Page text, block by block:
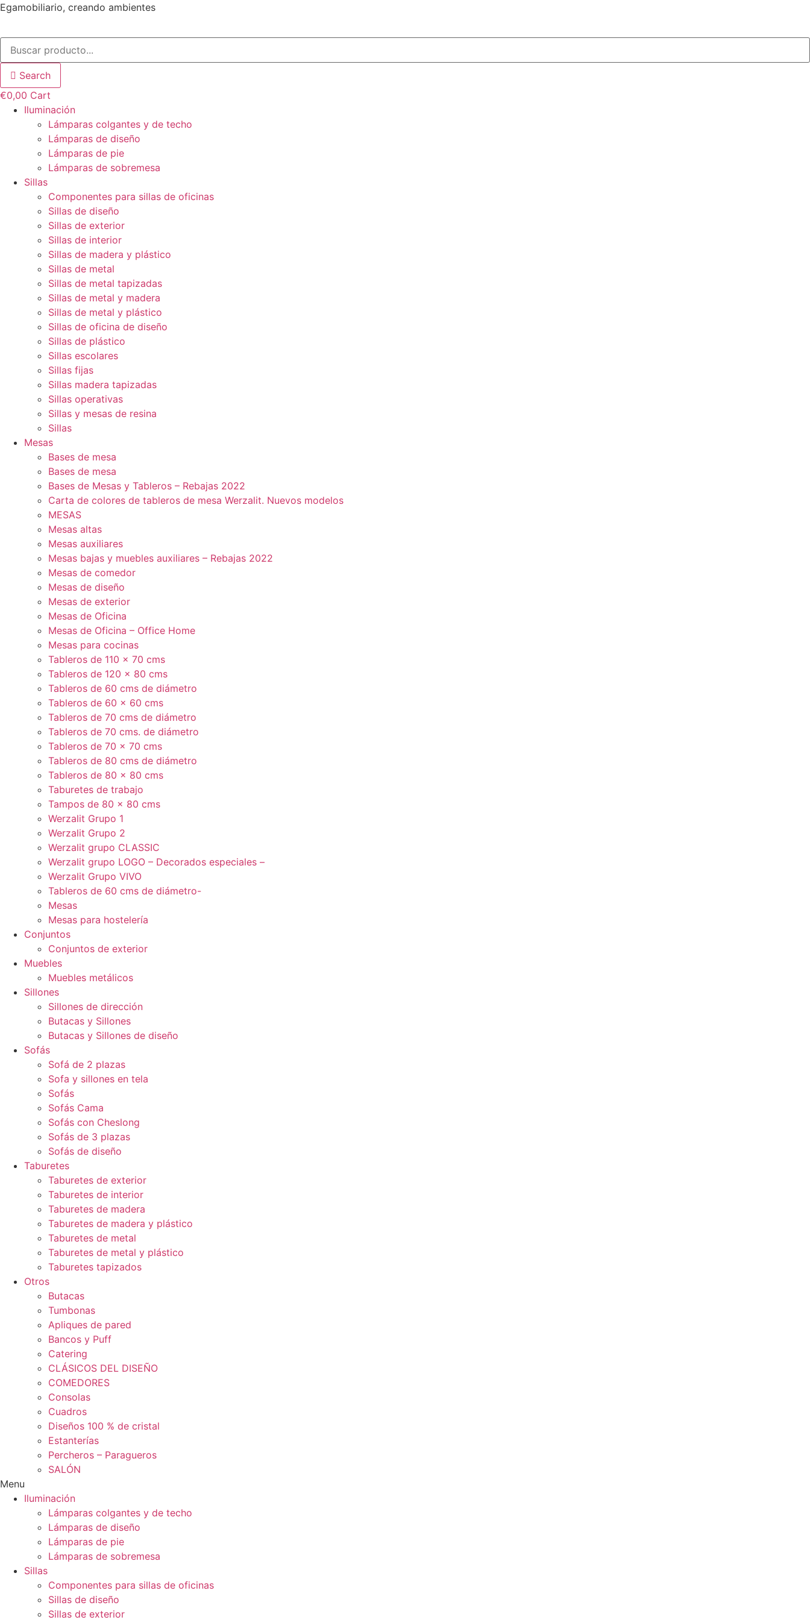
Ir
contenido
Egamobiliario, creando ambientes
Search
€0,00 Cart
Iluminación
Lámparas colgantes y de techo
Lámparas de diseño
Lámparas de pie
Lámparas de sobremesa
Sillas
Componentes para sillas de oficinas
Sillas de diseño
Sillas de exterior
Sillas de interior
Sillas de madera y plástico
Sillas de metal
Sillas de metal tapizadas
Sillas de metal y madera
Sillas de metal y plástico
Sillas de oficina de diseño
Sillas de plástico
Sillas escolares
Sillas fijas
Sillas madera tapizadas
Sillas operativas
Sillas y mesas de resina
Sillas
Mesas
Bases de mesa
Bases de mesa
Bases de Mesas y Tableros – Rebajas 2022
Carta de colores de tableros de mesa Werzalit. Nuevos modelos
MESAS
Mesas altas
Mesas auxiliares
Mesas bajas y muebles auxiliares – Rebajas 2022
Mesas de comedor
Mesas de diseño
Mesas de exterior
Mesas de Oficina
Mesas de Oficina – Office Home
Mesas para cocinas
Tableros de 110 x 70 cms
Tableros de 120 x 80 cms
Tableros de 60 cms de diámetro
Tableros de 60 x 60 cms
Tableros de 70 cms de diámetro
Tableros de 70 cms. de diámetro
Tableros de 70 x 70 cms
Tableros de 80 cms de diámetro
Tableros de 80 x 80 cms
Taburetes de trabajo
Tampos de 80 x 80 cms
Werzalit Grupo 1
Werzalit Grupo 2
Werzalit grupo CLASSIC
Werzalit grupo LOGO – Decorados especiales –
Werzalit Grupo VIVO
Tableros de 60 cms de diámetro-
Mesas
Mesas para hostelería
Conjuntos
Conjuntos de exterior
Muebles
Muebles metálicos
Sillones
Sillones de dirección
Butacas y Sillones
Butacas y Sillones de diseño
Sofás
Sofá de 2 plazas
Sofa y sillones en tela
Sofás
Sofás Cama
Sofás con Cheslong
Sofás de 3 plazas
Sofás de diseño
Taburetes
Taburetes de exterior
Taburetes de interior
Taburetes de madera
Taburetes de madera y plástico
Taburetes de metal
Taburetes de metal y plástico
Taburetes tapizados
Otros
Butacas
Tumbonas
Apliques de pared
Bancos y Puff
Catering
CLÁSICOS DEL DISEÑO
COMEDORES
Consolas
Cuadros
Diseños 100 % de cristal
Estanterías
Percheros – Paragueros
SALÓN
Menu
Iluminación
Lámparas colgantes y de techo
Lámparas de diseño
Lámparas de pie
Lámparas de sobremesa
Sillas
Componentes para sillas de oficinas
Sillas de diseño
Sillas de exterior